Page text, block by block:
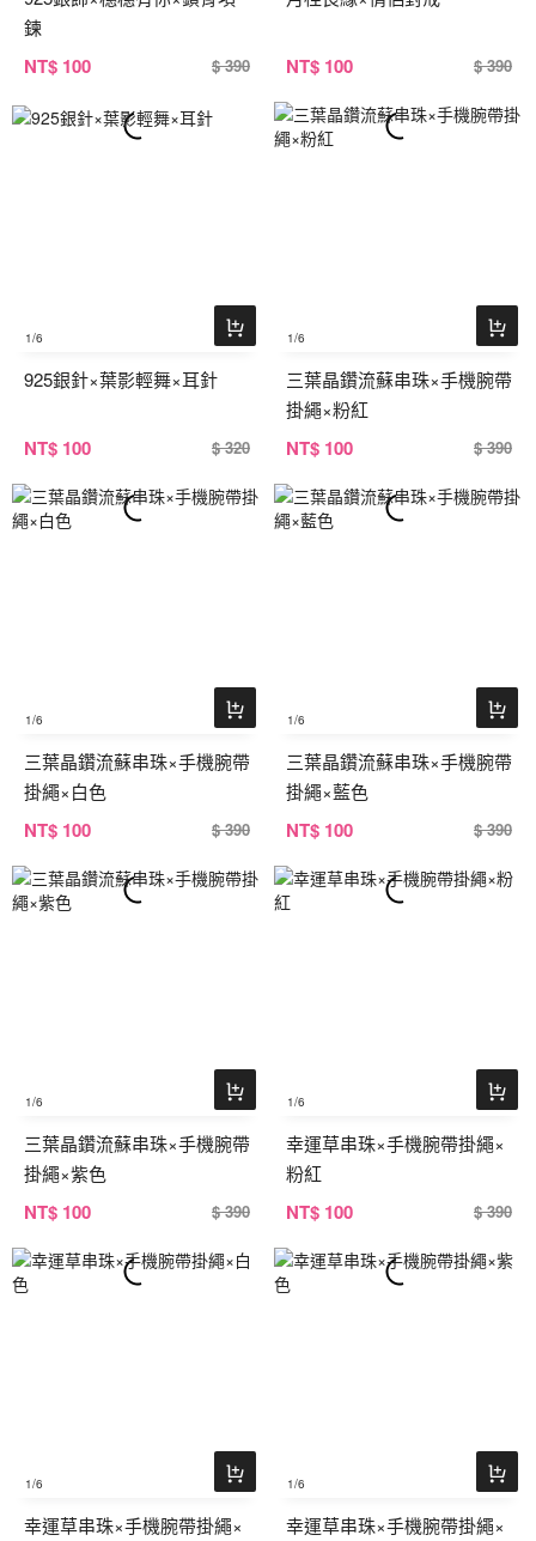
鍊
NT$ 100 $ 390 NT$ 100 $ 390
1/6
925銀針×葉影輕舞×耳針
NT$ 100 $ 320
1/6
三葉晶鑽流蘇串珠×手機腕帶
掛繩×粉紅
NT$ 100 $ 390
1/6
三葉晶鑽流蘇串珠×手機腕帶
掛繩×白色
NT$ 100 $ 390
1/6
三葉晶鑽流蘇串珠×手機腕帶
掛繩×藍色
NT$ 100 $ 390
1/6
三葉晶鑽流蘇串珠×手機腕帶
掛繩×紫色
NT$ 100 $ 390
1/6
幸運草串珠×手機腕帶掛繩×
粉紅
NT$ 100 $ 390
1/6
幸運草串珠×手機腕帶掛繩×
1/6
幸運草串珠×手機腕帶掛繩×